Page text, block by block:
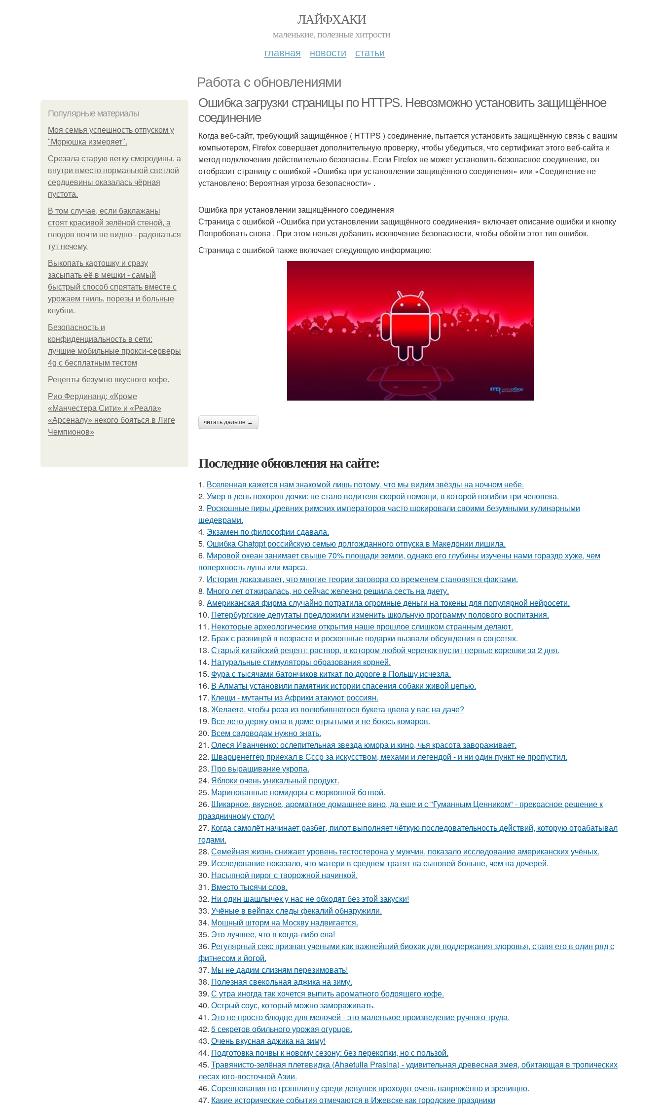
ЛАЙФХАКИ
маленькие, полезные хитрости
главная новости статьи
Работа с обновлениями
Популярные материалы
Моя семья успешность отпуском у
"Морюшка измеряет".
Срезала старую ветку смородины, а
внутри вместо нормальной светлой
сердцевины оказалась чёрная
пустота.
В том случае, если баклажаны
стоят красивой зелёной стеной, а
плодов почти не видно - радоваться
тут нечему.
Выкопать картошку и сразу
засыпать её в мешки - самый
быстрый способ спрятать вместе с
урожаем гниль, порезы и больные
клубни.
Безопасность и
конфиденциальность в сети:
лучшие мобильные прокси-серверы
4g с бесплатным тестом
Рецепты безумно вкусного кофе.
Рио Фердинанд: «Кроме
«Манчестера Сити» и «Реала»
«Арсеналу» некого бояться в Лиге
Чемпионов»
Ошибка загрузки страницы по HTTPS. Невозможно установить защищённое
соединение
Когда веб-сайт, требующий защищённое ( HTTPS ) соединение, пытается установить защищённую связь с вашим
компьютером, Firefox совершает дополнительную проверку, чтобы убедиться, что сертификат этого веб-сайта и
метод подключения действительно безопасны. Если Firefox не может установить безопасное соединение, он
отобразит страницу с ошибкой «Ошибка при установлении защищённого соединения» или «Соединение не
установлено: Вероятная угроза безопасности» .
Ошибка при установлении защищённого соединения
Страница с ошибкой «Ошибка при установлении защищённого соединения» включает описание ошибки и кнопку
Попробовать снова . При этом нельзя добавить исключение безопасности, чтобы обойти этот тип ошибок.
Страница с ошибкой также включает следующую информацию:
читать дальше →
Последние обновления на сайте:
1. Вселенная кажется нам знакомой лишь потому, что мы видим звёзды на ночном небе.
2. Умер в день похорон дочки: не стало водителя скорой помощи, в которой погибли три человека.
3. Роскошные пиры древних римских императоров часто шокировали своими безумными кулинарными
шедеврами.
4. Экзамен по философии сдавала.
5. Ошибка Chatgpt российскую семью долгожданного отпуска в Македонии лишила.
6. Мировой океан занимает свыше 70% площади земли, однако его глубины изучены нами гораздо хуже, чем
поверхность луны или марса.
7. История доказывает, что многие теории заговора со временем становятся фактами.
8. Много лет отжиралась, но сейчас железно решила сесть на диету.
9. Американская фирма случайно потратила огромные деньги на токены для популярной нейросети.
10. Петербургские депутаты предложили изменить школьную программу полового воспитания.
11. Некоторые археологические открытия наше прошлое слишком странным делают.
12. Брак с разницей в возрасте и роскошные подарки вызвали обсуждения в соцсетях.
13. Стapый китайский рецепт: раствор, в котором любой черенок пустит первые корешки за 2 дня.
14. Натуральные стимуляторы образования корней.
15. Фура с тысячами батончиков киткат по дороге в Польшу исчезла.
16. В Алматы установили памятник истории спасения собаки живой цепью.
17. Клещи - мутанты из Африки атакуют россиян.
18. Жeлаете, чтобы роза из полюбившегося букета цвела у вас на даче?
19. Все лето держу окна в доме отрытыми и не боюсь комаров.
20. Всем садоводам нужно знать.
21. Олеся Иванченко: ослепительная звезда юмора и кино, чья красота завораживает.
22. Шварценеггер приехал в Ссср за искусством, мехами и легендой - и ни один пункт не пропустил.
23. Про выращивание укропа.
24. Яблоки очень уникальный продукт.
25. Маринованные помидоры с морковной ботвой.
26. Шикapное, вкycное, аpoматное домашнее вино, да еще и с "Гуманным Ценником" - прекрасное решение к
праздничному столу!
27. Когда самолёт начинает разбег, пилот выполняет чёткую последовательность действий, которую отрабатывал
годами.
28. Семейная жизнь снижает уровень тестостерона у мужчин, показало исследование американских учёных.
29. Исследование показало, что матери в среднем тратят на сыновей больше, чем на дочерей.
30. Насыпной пирог с творожной начинкой.
31. Вмecто тыcячи слов.
32. Ни один шашлычек у нас не обходят без этой закуски!
33. Учёные в вейпах следы фекалий обнаружили.
34. Мощный шторм на Москву надвигается.
35. Это лучшее, что я когда-либо ела!
36. Регулярный секс признан учеными как важнейший биохак для поддержания здоровья, ставя его в один ряд с
фитнесом и йогой.
37. Мы не дадим слизням перезимовать!
38. Полезная свекольная аджика на зиму.
39. С утра иногда так хочется выпить ароматного бодрящего кофе.
40. Острый соус, который можно замораживать.
41. Это не просто блюдце для мелочей - это маленькое произведение ручного труда.
42. 5 секретов обильного урожая огурцов.
43. Очень вкусная аджика на зиму!
44. Подготовка почвы к новому сезону: без перекопки, но с пользой.
45. Травянисто-зелёная плетевидка (Ahaetulla Prasina) - удивительная древесная змея, обитающая в тропических
лесах юго-восточной Азии.
46. Соревнования по грэпплингу среди девушек проходят очень напряжённо и зрелищно.
47. Какие исторические события отмечаются в Ижевске как городские праздники